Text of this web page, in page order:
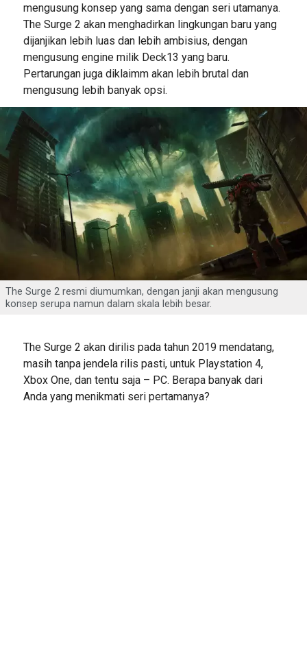
mengusung konsep yang sama dengan seri utamanya.
The Surge 2 akan menghadirkan lingkungan baru yang
dijanjikan lebih luas dan lebih ambisius, dengan
mengusung engine milik Deck13 yang baru.
Pertarungan juga diklaimm akan lebih brutal dan
mengusung lebih banyak opsi.
The Surge 2 resmi diumumkan, dengan janji akan mengusung
konsep serupa namun dalam skala lebih besar.
The Surge 2 akan dirilis pada tahun 2019 mendatang,
masih tanpa jendela rilis pasti, untuk Playstation 4,
Xbox One, dan tentu saja – PC. Berapa banyak dari
Anda yang menikmati seri pertamanya?